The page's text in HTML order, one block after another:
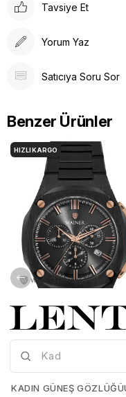
Tavsiye Et
Yorum Yaz
Satıcıya Soru Sor
Benzer Ürünler
Wainer-WA-10000-C
HIZLI KARGO
KADIN GÜNEŞ GÖZLÜĞÜ